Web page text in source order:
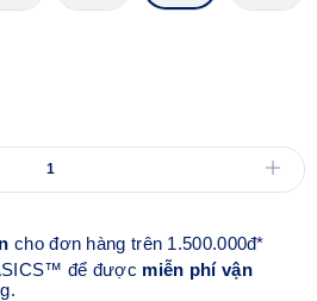
cho đơn hàng trên 1.500.000đ*
để được miễn phí vận